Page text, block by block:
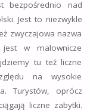
bezpośrednio nad
Jest to niezwykle
zwyczajowa nazwa
w malownicze
tu też liczne
na wysokie
Turystów, oprócz
liczne zabytki.